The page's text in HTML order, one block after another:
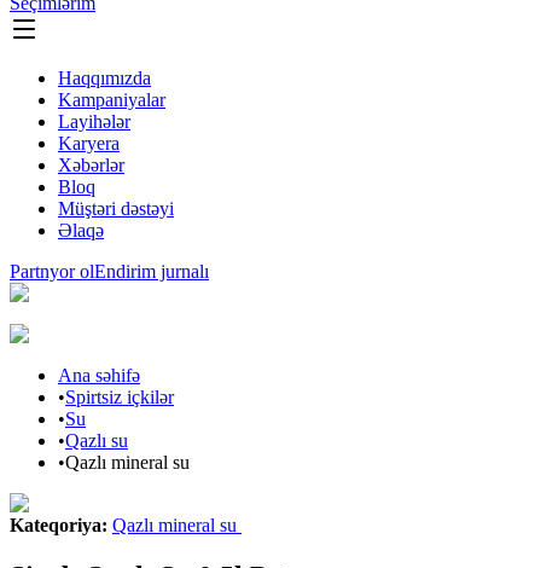
Haqqımızda
Kampaniyalar
Layihələr
Karyera
Xəbərlər
Bloq
Müştəri dəstəyi
Əlaqə
Partnyor olEndirim jurnalı
Ana səhifə
•Spirtsiz içkilər
•Su
•Qazlı su
•Qazlı mineral su
Kateqoriya: Qazlı mineral su